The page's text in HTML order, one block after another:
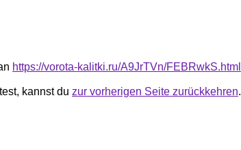
https://vorota-kalitki.ru/A9JrTVn/FEBRwkS.html
kannst du zur vorherigen Seite zurückkehren.